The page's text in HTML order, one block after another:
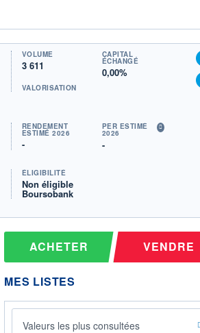
VOLUME
3 611
CAPITAL
ÉCHANGÉ
0,00%
VALORISATION
RENDEMENT
ESTIMÉ 2026
-
PER ESTIMÉ
2026
-
ÉLIGIBILITÉ
Non éligible
Boursobank
ACHETER VENDRE
MES LISTES
Valeurs les plus consultées